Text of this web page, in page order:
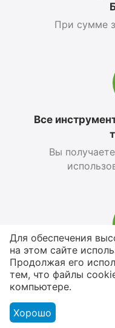
При сумме
Все
Вы
В наличии
От
Для обеспечения
на этом сайте
Продолжая его
тем, что файлы
компьютере.
Хорошо